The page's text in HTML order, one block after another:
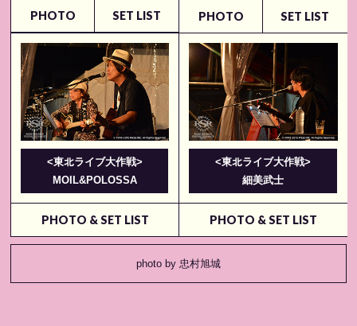
PHOTO SET LIST PHOTO SET LIST
<東北ライブ大作戦>
MOIL&POLOSSA
PHOTO & SET LIST
<東北ライブ大作戦>
細美武⼠
PHOTO & SET LIST
photo by 忠村旭城